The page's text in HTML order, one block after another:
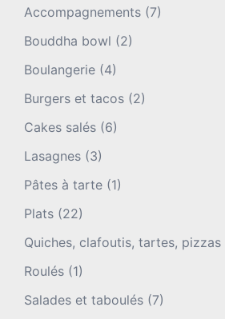
Accompagnements (7)
Bouddha bowl (2)
Boulangerie (4)
Burgers et tacos (2)
Cakes salés (6)
Lasagnes (3)
Pâtes à tarte (1)
Plats (22)
Quiches, clafoutis, tartes, pizzas
Roulés (1)
Salades et taboulés (7)